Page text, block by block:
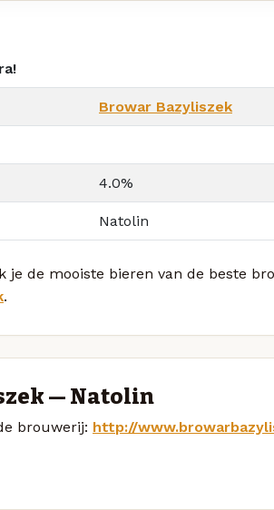
Browar Bazyliszek
4.0%
Natolin
je de mooiste bieren van de beste
.
— Natolin
brouwerij: http://